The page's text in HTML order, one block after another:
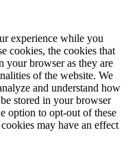
experience while you
cookies, the cookies that
your browser as they are
of the website. We
and understand how
stored in your browser
option to opt-out of these
may have an effect